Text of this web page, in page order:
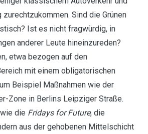
zurechtzukommen. Sind die Grünen
Ist es nicht fragwürdig, in
anderer Leute hineinzureden?
etwa bezogen auf den
mit einem obligatorischen
Beispiel Maßnahmen wie der
Zone in Berlins Leipziger Straße.
die Fridays for Future, die
aus der gehobenen Mittelschicht